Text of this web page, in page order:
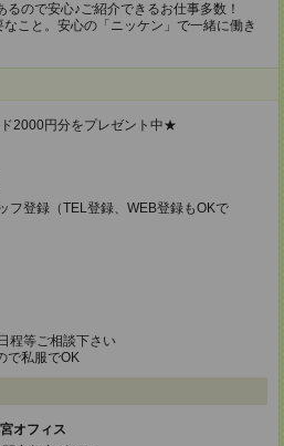
ので安心♪ご紹介できるお仕事多数！
こと。安心の「ニッケン」で一緒に働き
2000円分をプレゼント中★
フ登録（TEL登録、WEB登録もOKで
程等ご相談下さい
で私服でOK
オフィス